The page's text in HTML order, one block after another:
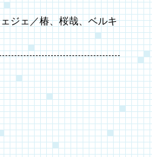
ジェ／椿、桜哉、ベルキ